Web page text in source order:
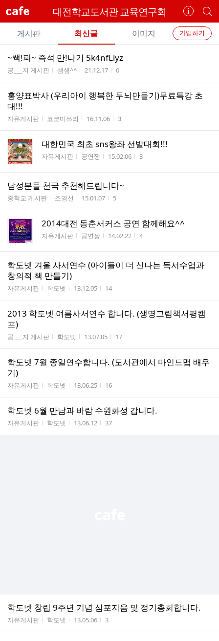
cafe 대전학교도서관 교육연구회
카
페
정
보
개
별
카
페
카
페
메
뉴
가입하기
게시판 최신글 이미지
체
글
리
~썍!파~ 즉석 만!나기 5k4nfLlyz
게시판명
공___지 게시판 작성자
샘샘^^ 작성시간
21.12.17 조회수
0
홍양표박사 (우리아이 행복한 두뇌만들기)무료특강 초
대!!!
게시판명
자유게시판 작성자
코코미쓰리 작성시간
16.11.06 조회수
3
대한민국 최초 sns왕좌 선발대회!!!
게시판명
자유게시판 작성자
공연짱 작성시간
15.02.06 조회수
3
남성분들 천국 추천해드립니다~
게시판명
중학교 게시판 작성자
조영선 작성시간
15.01.07 조회수
5
2014대전 동춘서커스 공연 함께해요^^
게시판명
자유게시판 작성자
공연짱 작성시간
14.02.22 조회수
4
학도넷 겨울 사서연수 (아이들이 더 신나는 독서수업과
창의적 책 만들기)
게시판명
자유게시판 작성자
학도넷 작성시간
13.12.05 조회수
14
2013 학도넷 여름사서연수 합니다. (생명그림책서평캠
프)
게시판명
공___지 게시판 작성자
학도넷 작성시간
13.07.05 조회수
17
학도넷 7월 종일연수합니다. (도서관에서 마인드맵 배우
기)
게시판명
자유게시판 작성자
학도넷 작성시간
13.06.25 조회수
16
학도넷 6월 만남과 바람 수원화성 갑니다.
게시판명
자유게시판 작성자
학도넷 작성시간
13.06.12 조회수
37
학도넷 창립 9주년 기념 심포지움 및 정기총회합니다.
게시판명
자유게시판 작성자
학도넷 작성시간
13.05.06 조회수
3